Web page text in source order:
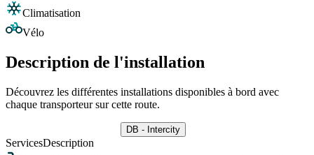
Climatisation
Vélo
Description de l'installation
Découvrez les différentes installations disponibles à bord avec
chaque transporteur sur cette route.
DB - Intercity
ServicesDescription